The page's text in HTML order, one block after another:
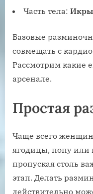
Часть тела: Икры
Базовые
совмещать с
Рассмотрим какие
арсенале.
Простая
Чаще всего
ягодицы, попу или
пропуская столь
этап. Делать
действительно